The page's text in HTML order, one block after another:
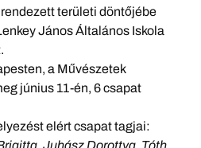
területi döntőjébe
János Általános Iskola
a Művészetek
június 11-én, 6 csapat
elért csapat tagjai:
Juhász Dorottya, Tóth